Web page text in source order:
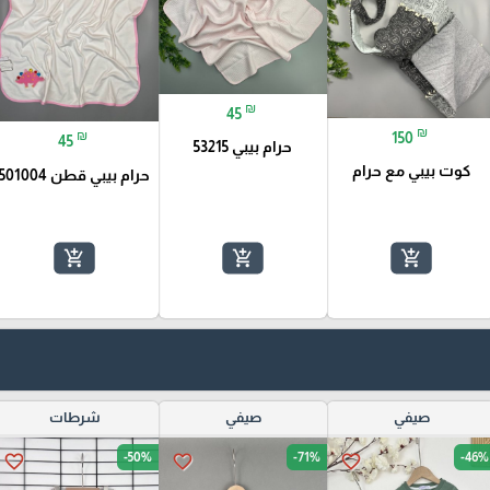
150 ₪
كوت بيبي مع حرام
add_shopping_cart
45 ₪
حرام بيبي 53215
add_shopping_cart
45 ₪
حرام بيبي قطن 501004
add_shopping_cart
صيفي
favorite_border -46%
صيفي
favorite_border -71%
شرطات
favorite_border -50%